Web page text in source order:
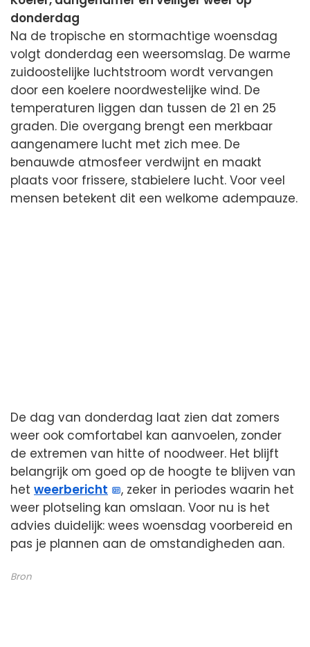
donderdag
Na de tropische en stormachtige woensdag
volgt donderdag een weersomslag. De warme
zuidoostelijke luchtstroom wordt vervangen
door een koelere noordwestelijke wind. De
temperaturen liggen dan tussen de 21 en 25
graden. Die overgang brengt een merkbaar
aangenamere lucht met zich mee. De
benauwde atmosfeer verdwijnt en maakt
plaats voor frissere, stabielere lucht. Voor veel
mensen betekent dit een welkome adempauze.
De dag van donderdag laat zien dat zomers
weer ook comfortabel kan aanvoelen, zonder
de extremen van hitte of noodweer. Het blijft
belangrijk om goed op de hoogte te blijven van
het weerbericht
, zeker in periodes waarin het
weer plotseling kan omslaan. Voor nu is het
advies duidelijk: wees woensdag voorbereid en
pas je plannen aan de omstandigheden aan.
Bron